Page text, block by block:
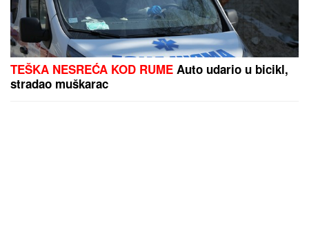
TEŠKA NESREĆA KOD RUME Auto udario u bicikl,
stradao muškarac